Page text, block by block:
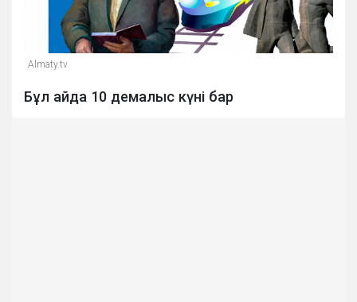
Almaty.tv
Бұл айда 10 демалыс күні бар